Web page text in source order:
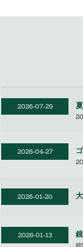
2026-07-29
2026-04-27
2026-01-20
2026-01-13